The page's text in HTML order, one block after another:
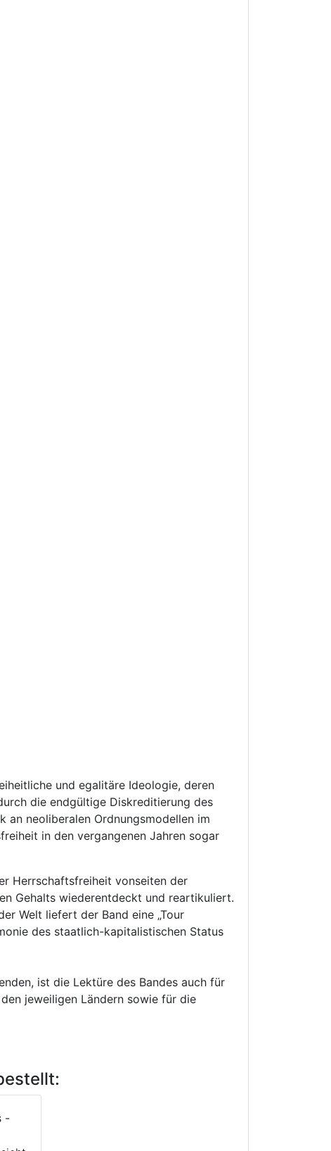
und egalitäre Ideologie, deren
die endgültige Diskreditierung des
an neoliberalen Ordnungsmodellen im
in den vergangenen Jahren sogar
Herrschaftsfreiheit vonseiten der
Gehalts wiederentdeckt und reartikuliert.
Welt liefert der Band eine „Tour
des staatlich-kapitalistischen Status
ist die Lektüre des Bandes auch für
jeweiligen Ländern sowie für die